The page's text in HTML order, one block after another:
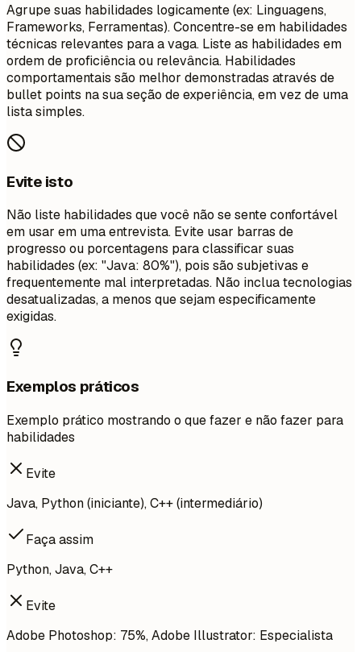
Agrupe suas habilidades logicamente (ex: Linguagens,
Frameworks, Ferramentas). Concentre-se em habilidades
técnicas relevantes para a vaga. Liste as habilidades em
ordem de proficiência ou relevância. Habilidades
comportamentais são melhor demonstradas através de
bullet points na sua seção de experiência, em vez de uma
lista simples.
Evite isto
Não liste habilidades que você não se sente confortável
em usar em uma entrevista. Evite usar barras de
progresso ou porcentagens para classificar suas
habilidades (ex: "Java: 80%"), pois são subjetivas e
frequentemente mal interpretadas. Não inclua tecnologias
desatualizadas, a menos que sejam especificamente
exigidas.
Exemplos práticos
Exemplo prático mostrando o que fazer e não fazer para
habilidades
Evite
Java, Python (iniciante), C++ (intermediário)
Faça assim
Python, Java, C++
Evite
Adobe Photoshop: 75%, Adobe Illustrator: Especialista